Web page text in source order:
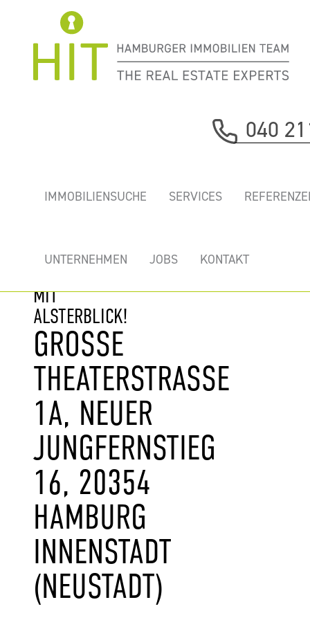
040
IMMOBILIENSUCHE SERVICES
UNTERNEHMEN JOBS KONTAKT
ABSOLUTE
NEUEN
MIT
ALSTERBLICK!
GROSSE T
HEATERSTRASSE 1A
, NEUER JU
NGFERNSTIEG 16
, 20354 HA
MBURG IN
NENSTADT (N
EUSTADT)